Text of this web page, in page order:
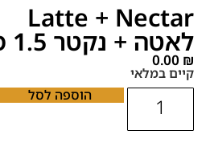
Latte + Nectar
לאטה + נקטר 1.5 מ"ל
0.00 ₪
קיים במלאי
הוספה לסל